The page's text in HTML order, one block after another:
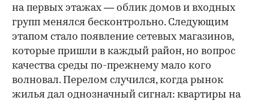
на первых этажах — облик домов и входных
групп менялся бесконтрольно. Следующим
этапом стало появление сетевых магазинов,
которые пришли в каждый район, но вопрос
качества среды по-прежнему мало кого
волновал. Перелом случился, когда рынок
жилья дал однозначный сигнал: квартиры на